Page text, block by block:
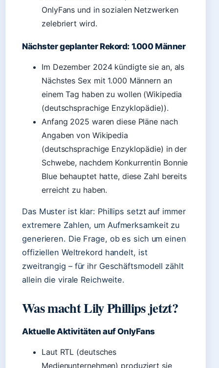
OnlyFans und in sozialen Netzwerken
zelebriert wird.
Nächster geplanter Rekord: 1.000 Männer
Im Dezember 2024 kündigte sie an, als
Nächstes Sex mit 1.000 Männern an
einem Tag haben zu wollen (Wikipedia
(deutschsprachige Enzyklopädie)).
Anfang 2025 waren diese Pläne nach
Angaben von Wikipedia
(deutschsprachige Enzyklopädie) in der
Schwebe, nachdem Konkurrentin Bonnie
Blue behauptet hatte, diese Zahl bereits
erreicht zu haben.
Das Muster ist klar: Phillips setzt auf immer
extremere Zahlen, um Aufmerksamkeit zu
generieren. Die Frage, ob es sich um einen
offiziellen Weltrekord handelt, ist
zweitrangig – für ihr Geschäftsmodell zählt
allein die virale Reichweite.
Was macht Lily Phillips jetzt?
Aktuelle Aktivitäten auf OnlyFans
Laut RTL (deutsches
Medienunternehmen) produziert sie